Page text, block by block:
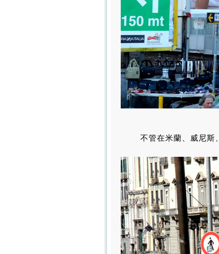
不管在米蘭、威尼斯